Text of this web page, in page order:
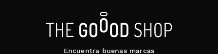
Encuentra buenas marcas